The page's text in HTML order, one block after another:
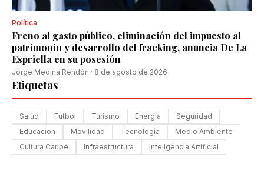
Política
Freno al gasto público, eliminación del impuesto al
patrimonio y desarrollo del fracking, anuncia De La
Espriella en su posesión
Jorge Medina Rendón · 8 de agosto de 2026
Etiquetas
Salud Futbol Turismo Energia
Seguridad
Educacion
Movilidad Tecnología
Medio Ambiente
Cultura Caribe
Infraestructura Inteligencia Artificial